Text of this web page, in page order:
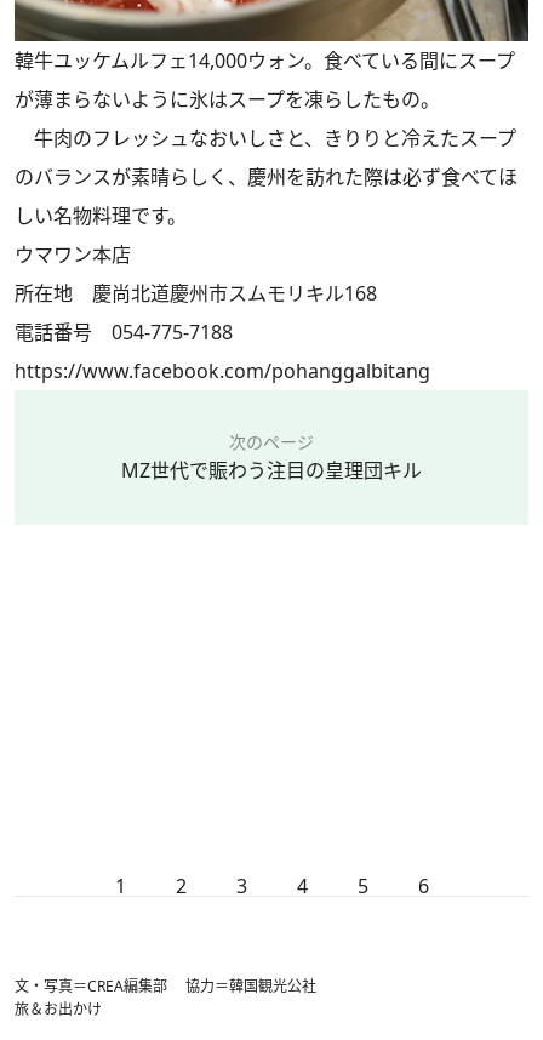
韓牛ユッケムルフェ14,000ウォン。食べている間にスープ
が薄まらないように氷はスープを凍らしたもの。
牛肉のフレッシュなおいしさと、きりりと冷えたスープ
のバランスが素晴らしく、慶州を訪れた際は必ず食べてほ
しい名物料理です。
ウマワン本店
所在地 慶尚北道慶州市スムモリキル168
電話番号 054-775-7188
https://www.facebook.com/pohanggalbitang
次のページ
MZ世代で賑わう注目の皇理団キル
1 2 3 4 5 6
文・写真＝CREA編集部 協力＝韓国観光公社
旅＆お出かけ